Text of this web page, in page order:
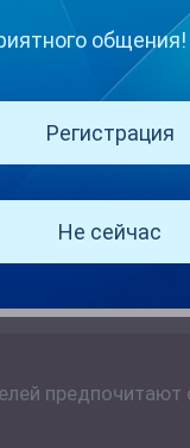
рынок
вебкам-
от 200 до
общения!
Регистрация
Не сейчас